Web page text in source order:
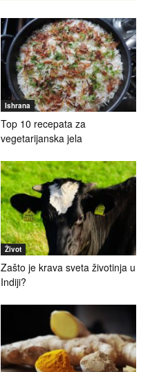
Ishrana
Top 10 recepata za
vegetarijanska jela
Život
Zašto je krava sveta životinja u
Indiji?